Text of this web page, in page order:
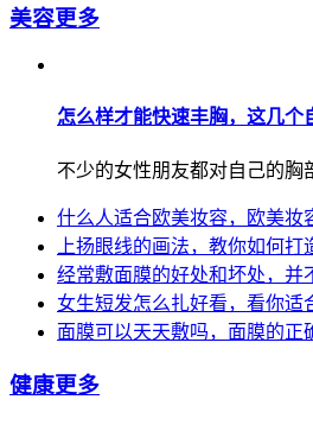
美容更多
怎么样才能快速丰胸，这几个
不少的女性朋友都对自己的胸
什么人适合欧美妆容，欧美妆
上扬眼线的画法，教你如何打
经常敷面膜的好处和坏处，并
女生短发怎么扎好看，看你适
面膜可以天天敷吗，面膜的正
健康更多